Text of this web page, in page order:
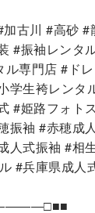
古川 #高砂
#振袖レンタ
専門店 #ド
学生袴レンタ
#姫路フォト
振袖 #赤穂成
人式振袖 #相
#兵庫県成人